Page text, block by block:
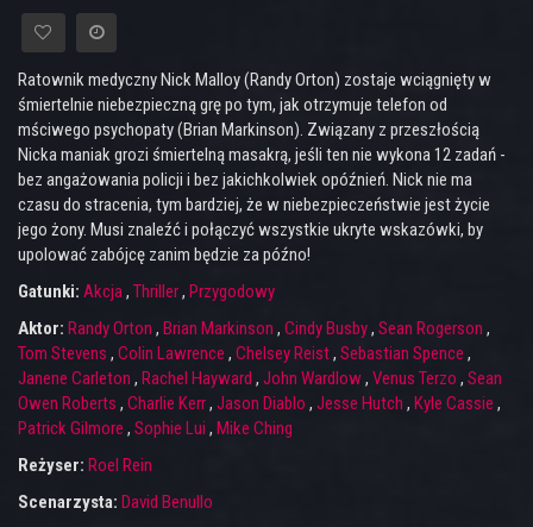
Ratownik medyczny Nick Malloy (Randy Orton) zostaje wciągnięty w
śmiertelnie niebezpieczną grę po tym, jak otrzymuje telefon od
mściwego psychopaty (Brian Markinson). Związany z przeszłością
Nicka maniak grozi śmiertelną masakrą, jeśli ten nie wykona 12 zadań -
bez angażowania policji i bez jakichkolwiek opóźnień. Nick nie ma
czasu do stracenia, tym bardziej, że w niebezpieczeństwie jest życie
jego żony. Musi znaleźć i połączyć wszystkie ukryte wskazówki, by
upolować zabójcę zanim będzie za późno!
Gatunki: Akcja, Thriller, Przygodowy
Aktor: Randy Orton , Brian Markinson , Cindy Busby, Sean Rogerson ,
Tom Stevens , Colin Lawrence , Chelsey Reist, Sebastian Spence ,
Janene Carleton , Rachel Hayward , John Wardlow, Venus Terzo , Sean
Owen Roberts , Charlie Kerr, Jason Diablo , Jesse Hutch , Kyle Cassie ,
Patrick Gilmore , Sophie Lui , Mike Ching
Reżyser: Roel Rein
Scenarzysta: David Benullo